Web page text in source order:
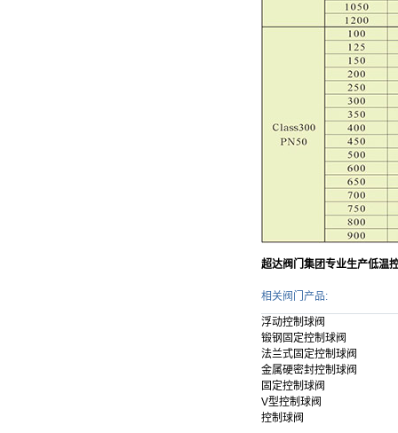
超达阀门集团专业生产低温
相关阀门产品:
浮动控制球阀
锻钢固定控制球阀
法兰式固定控制球阀
金属硬密封控制球阀
固定控制球阀
V型控制球阀
控制球阀